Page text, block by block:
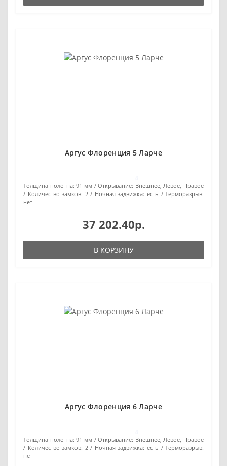
Аргус Флоренция 5 Ларче
Толщина полотна: 91 мм Открывание: Внешнее, Левое, Правое
Количество замков: 2 Ночная задвижка: есть
Терморазрыв:
нет
37 202.40р.
В КОРЗИНУ
Аргус Флоренция 6 Ларче
Толщина полотна: 91 мм Открывание: Внешнее, Левое, Правое
Количество замков: 2 Ночная задвижка: есть
Терморазрыв:
нет